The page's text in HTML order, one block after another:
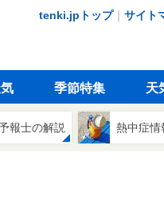
tenki.jpトップ｜ サイト
季節特集 天
報士の解説 熱中症情